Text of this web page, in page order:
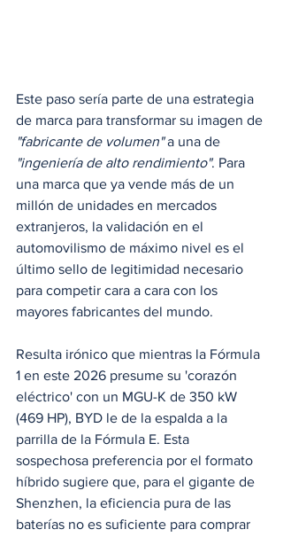
Este paso sería parte de una estrategia
de marca para transformar su imagen de
"fabricante de volumen" a una de
"ingeniería de alto rendimiento". Para
una marca que ya vende más de un
millón de unidades en mercados
extranjeros, la validación en el
automovilismo de máximo nivel es el
último sello de legitimidad necesario
para competir cara a cara con los
mayores fabricantes del mundo.
Resulta irónico que mientras la Fórmula
1 en este 2026 presume su 'corazón
eléctrico' con un MGU-K de 350 kW
(469 HP), BYD le de la espalda a la
parrilla de la Fórmula E. Esta
sospechosa preferencia por el formato
híbrido sugiere que, para el gigante de
Shenzhen, la eficiencia pura de las
baterías no es suficiente para comprar